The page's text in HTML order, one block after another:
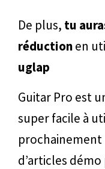
De plus, tu
réductionen
uglap
Guitar Pro est
super facile à
prochainement
d’articles démo